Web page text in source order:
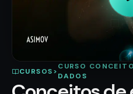
CURSOS>
CURSO
DADOS